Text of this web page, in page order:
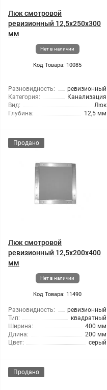
Люк смотровой
ревизионный 12,5x250x300
мм
Нет в наличии
Код Товара: 10085
Разновидность:
ревизионный
Категория:
Канализация
Вид:
Люк
Глубина:
12,5 мм
Продано
Люк смотровой
ревизионный 12,5x200x400
мм
Нет в наличии
Код Товара: 11490
Разновидность:
ревизионный
Тип:
квадратный
Ширина:
400 мм
Длина:
200 мм
Цвет:
серый
Продано